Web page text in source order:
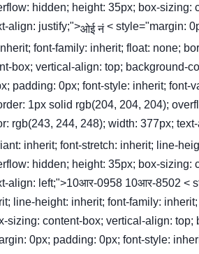
hidden; height: 35px; box-sizing:
align: justify;">ओई नं< style="margin:
font-family: inherit; float: none;
box; vertical-align: top; background-
padding: 0px; font-style: inherit; font-
1px solid rgb(204, 204, 204);
rgb(243, 244, 248); width: 377px;
inherit; font-stretch: inherit; line-
hidden; height: 35px; box-sizing:
align: left;">10आर-0958 10आर-8502 <
line-height: inherit; font-family:
content-box; vertical-align: top;
0px; padding: 0px; font-style: